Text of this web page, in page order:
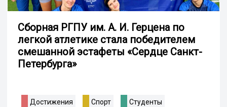
Сборная РГПУ им. А. И. Герцена по
легкой атлетике стала победителем
смешанной эстафеты «Сердце Санкт-
Петербурга»
Достижения Спорт Студенты